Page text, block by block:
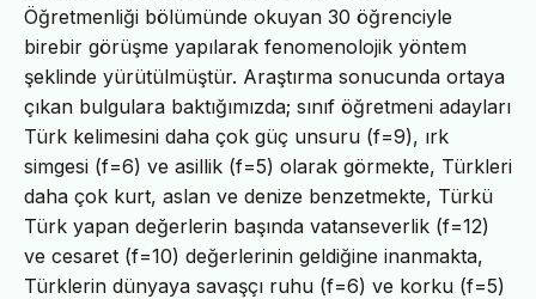
Öğretmenliği bölümünde okuyan 30 öğrenciyle
birebir görüşme yapılarak fenomenolojik yöntem
şeklinde yürütülmüştür. Araştırma sonucunda ortaya
çıkan bulgulara baktığımızda; sınıf öğretmeni adayları
Türk kelimesini daha çok güç unsuru (f=9), ırk
simgesi (f=6) ve asillik (f=5) olarak görmekte, Türkleri
daha çok kurt, aslan ve denize benzetmekte, Türkü
Türk yapan değerlerin başında vatanseverlik (f=12)
ve cesaret (f=10) değerlerinin geldiğine inanmakta,
Türklerin dünyaya savaşçı ruhu (f=6) ve korku (f=5)